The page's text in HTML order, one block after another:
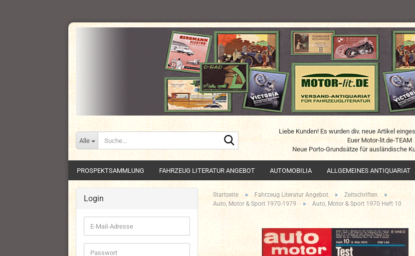
Alle
Suche...
Liebe Kunden! Es wurden div. neue Artikel
Euer Motor-lit.de-TEAM
Neue Porto-Grundsätze für ausländische
PROSPEKTSAMMLUNG FAHRZEUG LITERATUR ANGEBOT AUTOMOBILIA ALLGEMEINES ANTIQUARIAT
Startseite » Fahrzeug Literatur Angebot » Zeitschriften »
Auto, Motor & Sport 1970-1979 » Auto, Motor & Sport 1970 Heft 10
Login
E-
Mail-
Adresse
Passwort